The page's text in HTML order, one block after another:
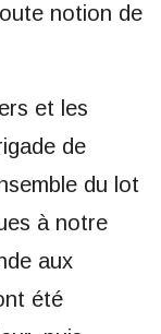
notion de
et les
de
du lot
à notre
aux
été